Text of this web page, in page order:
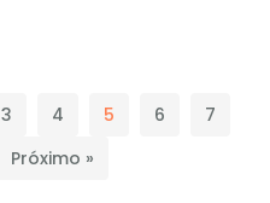
3 4 5 6
7
Próximo »